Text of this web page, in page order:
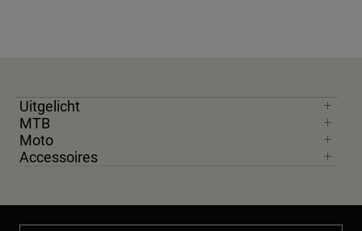
Uitgelicht
MTB
Moto
Accessoires